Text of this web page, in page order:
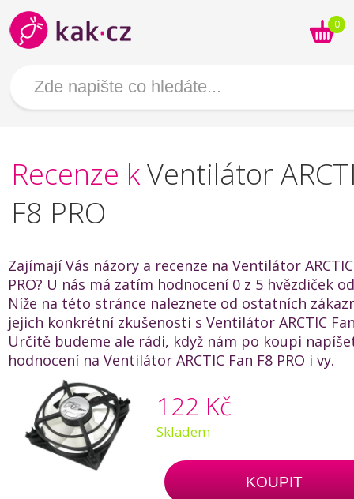
0
Recenze kVentilátor
F8 PRO
Zajímají Vás názory a recenze na Ventilátor
PRO? U nás má zatím hodnocení 0 z 5 hvězdiček
Níže na této stránce naleznete od ostatních
jejich konkrétní zkušenosti s Ventilátor ARCTIC Fan
Určitě budeme ale rádi, když nám po koupi
hodnocení na Ventilátor ARCTIC Fan F8 PRO i vy.
122 Kč
Skladem
KOUPIT